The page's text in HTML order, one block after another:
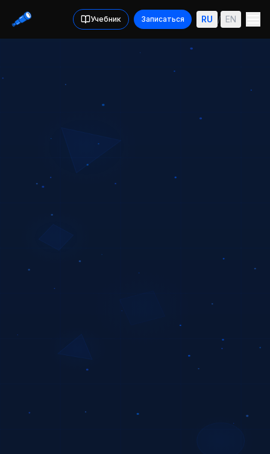
Учебник Записаться RU / EN
Главная О курсе